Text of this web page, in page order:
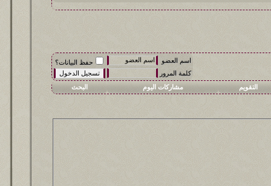
اسم العضو
حفظ البيانات؟
كلمة المرور
التقويم
مشاركات اليوم البحث